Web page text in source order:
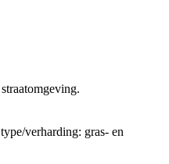
verharding: gras- en